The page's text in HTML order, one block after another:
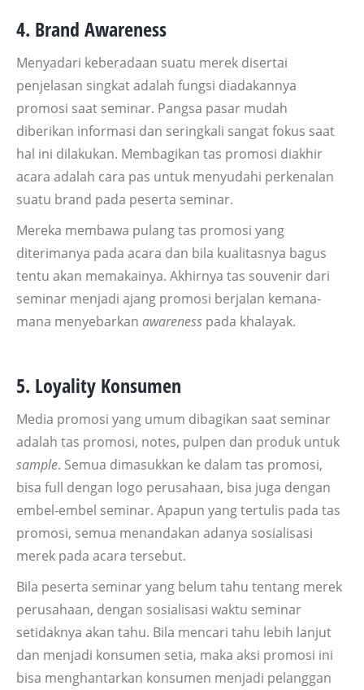
4. Brand Awareness
Menyadari keberadaan suatu merek disertai
penjelasan singkat adalah fungsi diadakannya
promosi saat seminar. Pangsa pasar mudah
diberikan informasi dan seringkali sangat fokus saat
hal ini dilakukan. Membagikan tas promosi diakhir
acara adalah cara pas untuk menyudahi perkenalan
suatu brand pada peserta seminar.
Mereka membawa pulang tas promosi yang
diterimanya pada acara dan bila kualitasnya bagus
tentu akan memakainya. Akhirnya tas souvenir dari
seminar menjadi ajang promosi berjalan kemana-
mana menyebarkan awareness pada khalayak.
5. Loyality Konsumen
Media promosi yang umum dibagikan saat seminar
adalah tas promosi, notes, pulpen dan produk untuk
sample. Semua dimasukkan ke dalam tas promosi,
bisa full dengan logo perusahaan, bisa juga dengan
embel-embel seminar. Apapun yang tertulis pada tas
promosi, semua menandakan adanya sosialisasi
merek pada acara tersebut.
Bila peserta seminar yang belum tahu tentang merek
perusahaan, dengan sosialisasi waktu seminar
setidaknya akan tahu. Bila mencari tahu lebih lanjut
dan menjadi konsumen setia, maka aksi promosi ini
bisa menghantarkan konsumen menjadi pelanggan